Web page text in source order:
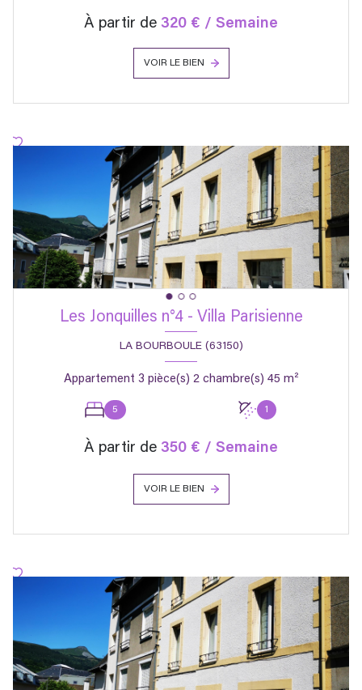
À partir de 320 € / Semaine
VOIR LE BIEN
Les Jonquilles n°4 - Villa Parisienne
LA BOURBOULE (63150)
Appartement 3 pièce(s) 2 chambre(s) 45 m²
5 1
À partir de 350 € / Semaine
VOIR LE BIEN